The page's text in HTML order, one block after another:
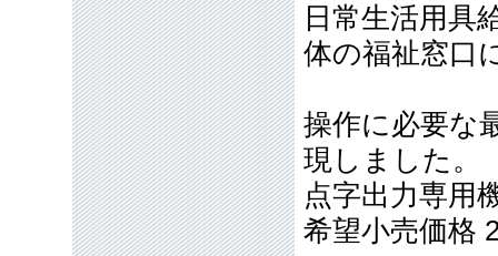
日常生活用
体の福祉窓口
操作に必要な
現しました。
点字出力専用
希望小売価格